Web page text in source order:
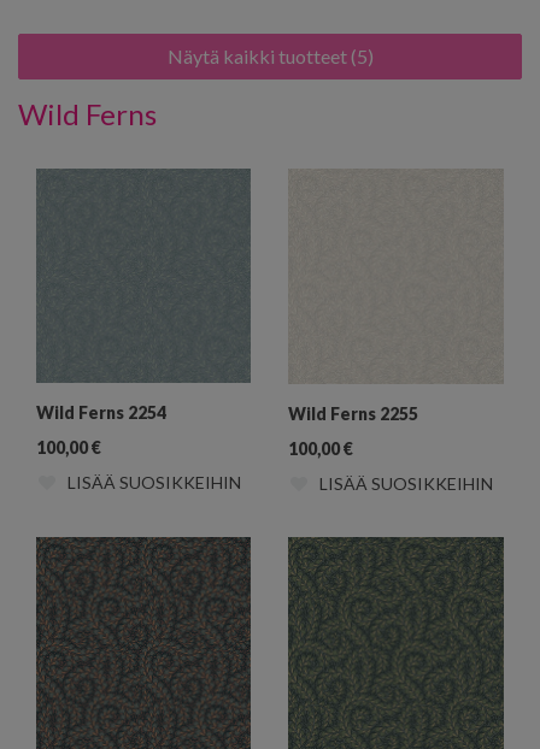
Näytä kaikki tuotteet (5)
Wild Ferns
Wild Ferns 2254
100,00€
LISÄÄ SUOSIKKEIHIN
Wild Ferns 2255
100,00€
LISÄÄ SUOSIKKEIHIN